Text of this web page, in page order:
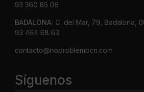
93 360 85 06
BADALONA: C. del Mar, 79, Badalona,
93 464 68 63
contacto@noproblembcn.com
Síguenos